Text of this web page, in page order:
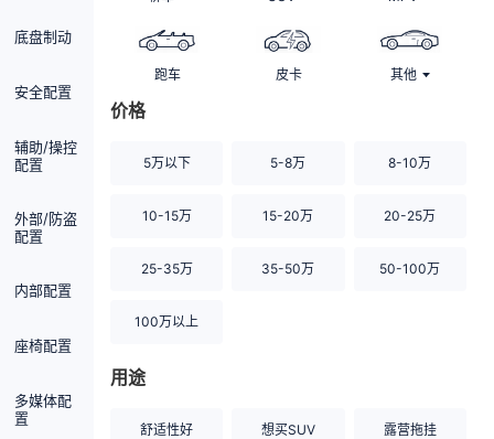
底盘制动
安全配置
辅助/操控
配置
外部/防盗
配置
内部配置
座椅配置
多媒体配
置
跑车 皮卡 其他
价格
5万以下 5-8万 8-10万
10-15万 15-20万 20-25万
25-35万 35-50万 50-100万
100万以上
用途
舒适性好 想买SUV 露营拖挂